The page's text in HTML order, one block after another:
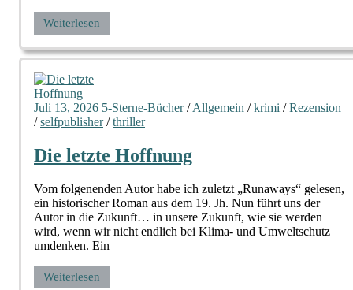
Weiterlesen
Juli 13, 2026 5-Sterne-Bücher/Allgemein /krimi /Rezension
/selfpublisher/thriller
Die letzte Hoffnung
Vom folgenenden Autor habe ich zuletzt „Runaways“ gelesen,
ein historischer Roman aus dem 19. Jh. Nun führt uns der
Autor in die Zukunft… in unsere Zukunft, wie sie werden
wird, wenn wir nicht endlich bei Klima- und Umweltschutz
umdenken. Ein
Weiterlesen